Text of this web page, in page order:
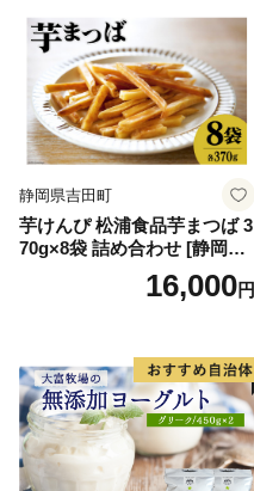
誕生日 カップ 詰め合わせ バ
ラエティ | バニラ チョコレー
ト ストロベリー ピスタチオ
バニラ＆クッキー ウベ 沖縄
紅イモ 塩ちんすこう 沖縄シ
ークヮーサー 沖縄黒糖 琉球
ロイヤルミルクティ 沖縄パ
イン
静岡県吉田町
芋けんぴ 松浦食品芋まつば 3
70g×8袋 詰め合わせ [静岡伊
勢丹(松浦食品) 静岡県 吉田町
22424274] 芋ケンピ セット
16,000円